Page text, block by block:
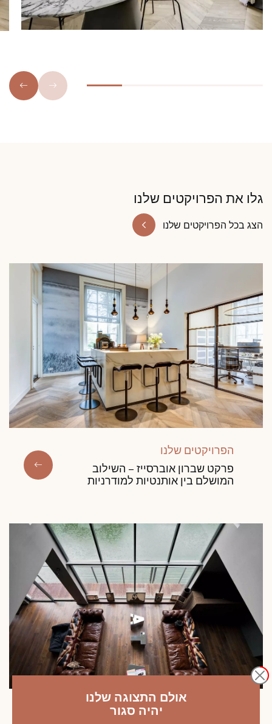
גלו את הפרויקטים שלנו
הצג בכל הפרויקטים שלנו
הפרויקטים שלנו
פרקט שברון אוברסייז – השילוב
המושלם בין אותנטיות למודרניות
הפרויקטים שלנו
אולם התצוגה שלנו
יהיה סגור